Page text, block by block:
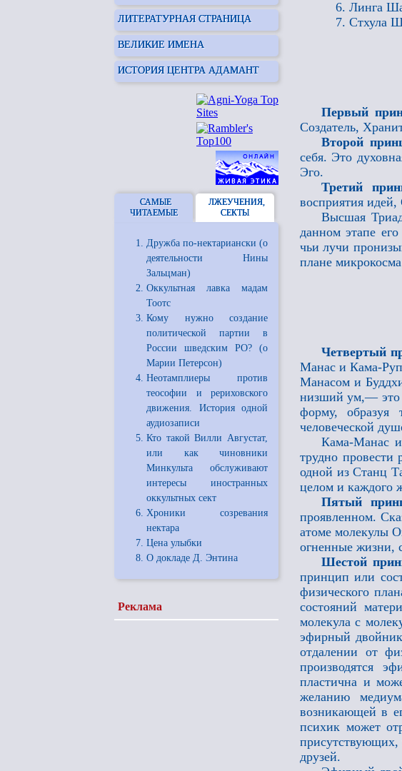
ЛИТЕРАТУРНАЯ СТРАНИЦА
ВЕЛИКИЕ ИМЕНА
ИСТОРИЯ ЦЕНТРА АДАМАНТ
САМЫЕ
ЧИТАЕМЫЕ
ЛЖЕУЧЕНИЯ,
СЕКТЫ
Дружба по-нектариански (о
деятельности Нины
Зальцман)
Оккультная лавка мадам
Тоотс
Кому нужно создание
политической партии в
России шведским РО? (о
Марии Петерсон)
Неотамплиеры против
теософии и рериховского
движения. История одной
аудиозаписи
Кто такой Вилли Августат,
или как чиновники
Минкульта обслуживают
интересы иностранных
оккультных сект
Хроники созревания
нектара
Цена улыбки
О докладе Д. Энтина
Реклама
6. Линга
7. Стхула
Первый
Создатель,
Второй
себя. Это
Эго.
Третий
восприятия
Высшая
данном этапе
чьи лучи
плане
Четвертый
Манас и Кама-
Манасом и
низший ум,—
форму, образуя
человеческой
Кама-Манас
трудно
одной из Станц
целом и каждого
Пятый
проявленном.
атоме молекулы
огненные жизни,
Шестой
принцип или
физического
состояний
молекула с
эфирный
отдалении от
производятся
пластична и
желанию
возникающей в
психик может
присутствующих,
друзей.